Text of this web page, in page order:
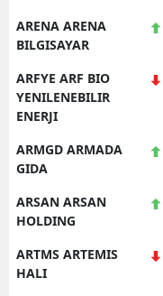
ARENA ARENA
BILGISAYAR
ARFYE ARF BIO
YENILENEBILIR
ENERJI
ARMGD ARMADA
GIDA
ARSAN ARSAN
HOLDING
ARTMS ARTEMIS
HALI